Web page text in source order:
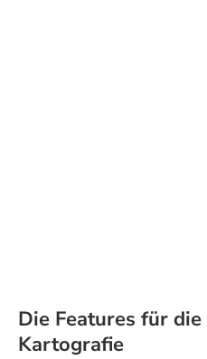
Die Features für
Kartografie